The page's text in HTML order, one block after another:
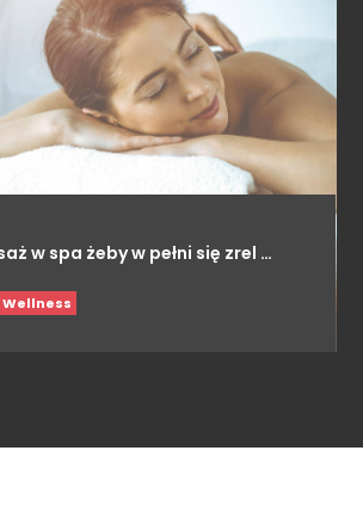
w spa żeby w pełni się zrel …
Wellness